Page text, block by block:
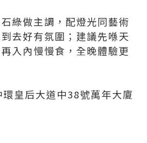
綠做主調，配燈光同藝術
去好有氛圍；建議先喺天
入內慢慢食，全晚體驗更
環皇后大道中38號萬年大廈